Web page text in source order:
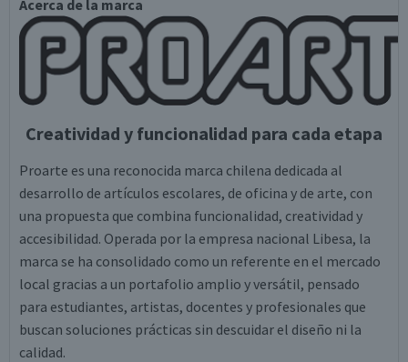
Acerca de la marca
Creatividad y funcionalidad para cada etapa
Proarte es una reconocida marca chilena dedicada al
desarrollo de artículos escolares, de oficina y de arte, con
una propuesta que combina funcionalidad, creatividad y
accesibilidad. Operada por la empresa nacional Libesa, la
marca se ha consolidado como un referente en el mercado
local gracias a un portafolio amplio y versátil, pensado
para estudiantes, artistas, docentes y profesionales que
buscan soluciones prácticas sin descuidar el diseño ni la
calidad.